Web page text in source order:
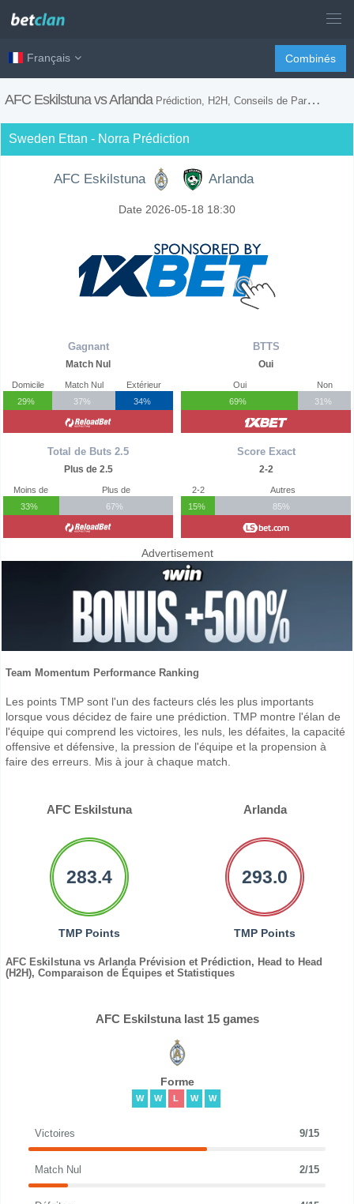
Français Combinés
AFC Eskilstuna vs Arlanda Prédiction, H2H, Conseils de Paris et Prévision du Match
Sweden Ettan - Norra Prédiction
AFC Eskilstuna Arlanda
Date 2026-05-18 18:30
Gagnant
Match Nul
Domicile
29%
Match Nul
37%
Extérieur
34%
Total de Buts 2.5
Plus de 2.5
Moins de
33%
Plus de
67%
BTTS
Oui
Oui
69%
Non
31%
Score Exact
2-2
2-2
15%
Autres
85%
Advertisement
Team Momentum Performance Ranking
Les points TMP sont l'un des facteurs clés les plus importants
lorsque vous décidez de faire une prédiction. TMP montre l'élan de
l'équipe qui comprend les victoires, les nuls, les défaites, la capacité
offensive et défensive, la pression de l'équipe et la propension à
faire des erreurs. Mis à jour à chaque match.
AFC Eskilstuna Arlanda
283.4
TMP Points
293.0
TMP Points
AFC Eskilstuna vs Arlanda Prévision et Prédiction, Head to Head
(H2H), Comparaison de Équipes et Statistiques
AFC Eskilstuna last 15 games
Forme
W W L W W
Victoires 9/15
Match Nul 2/15